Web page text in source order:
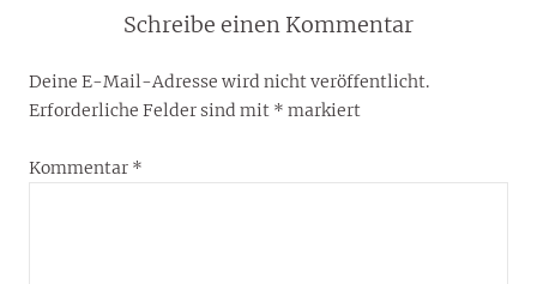
Schreibe einen Kommentar
Deine E-Mail-Adresse wird nicht veröffentlicht.
Erforderliche Felder sind mit * markiert
Kommentar *